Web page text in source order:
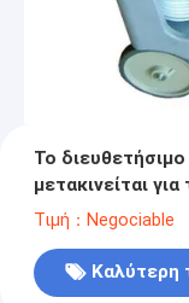
Το
μετακινείται
Τιμή：Negociable
Καλύτερη